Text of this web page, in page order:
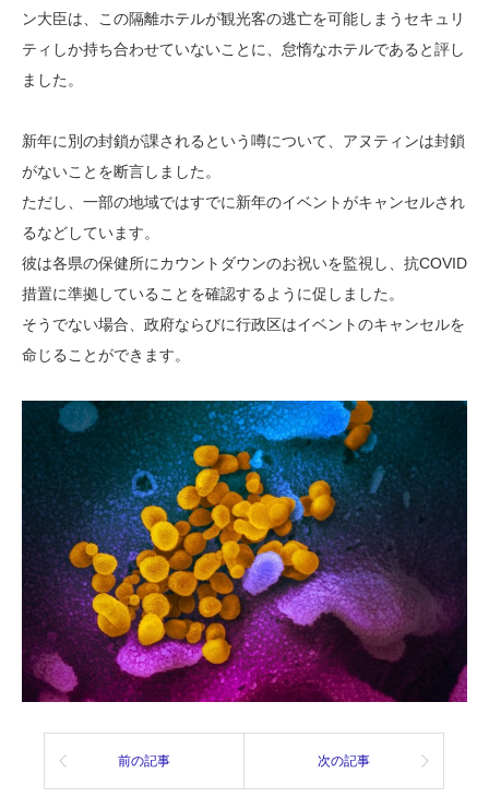
ン大臣は、この隔離ホテルが観光客の逃亡を可能しまうセキュリ
ティしか持ち合わせていないことに、怠惰なホテルであると評し
ました。
新年に別の封鎖が課されるという噂について、アヌティンは封鎖
がないことを断言しました。
ただし、一部の地域ではすでに新年のイベントがキャンセルされ
るなどしています。
彼は各県の保健所にカウントダウンのお祝いを監視し、抗COVID
措置に準拠していることを確認するように促しました。
そうでない場合、政府ならびに行政区はイベントのキャンセルを
命じることができます。
前の記事 次の記事